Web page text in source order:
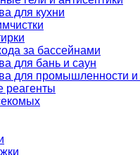
для кухни
за бассейнами
для бань и саун
для промышленности и
реагенты